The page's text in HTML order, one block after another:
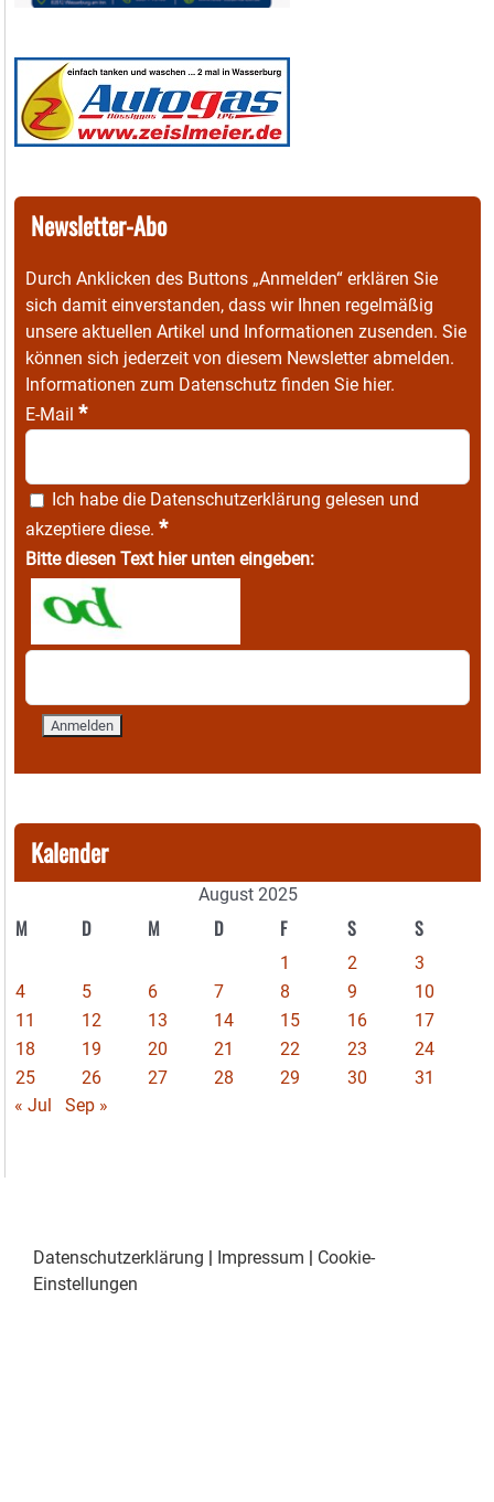
Newsletter-Abo
Durch Anklicken des Buttons „Anmelden“ erklären Sie
sich damit einverstanden, dass wir Ihnen regelmäßig
unsere aktuellen Artikel und Informationen zusenden. Sie
können sich jederzeit von diesem Newsletter abmelden.
Informationen zum Datenschutz finden Sie hier.
E-Mail *
Ich habe die Datenschutzerklärung gelesen und
akzeptiere diese. *
Bitte diesen Text hier unten eingeben:
Kalender
August 2025
M D M D F S S
1 2
3
4
5 6 7 8 9
10
11
12 13 14 15 16
17
18
19 20 21 22 23
24
25
26 27 28 29 30
31
« Jul
Sep »
Datenschutzerklärung Impressum
Cookie-
Einstellungen